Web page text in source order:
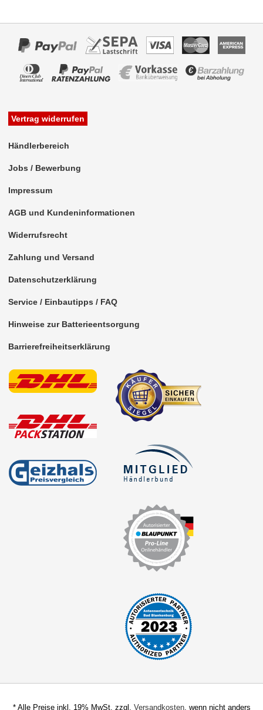
Vertrag widerrufen
Händlerbereich
Jobs / Bewerbung
Impressum
AGB und Kundeninformationen
Widerrufsrecht
Zahlung und Versand
Datenschutzerklärung
Service / Einbautipps / FAQ
Hinweise zur Batterieentsorgung
Barrierefreiheitserklärung
* Alle Preise inkl. 19% MwSt. zzgl. Versandkosten, wenn nicht anders